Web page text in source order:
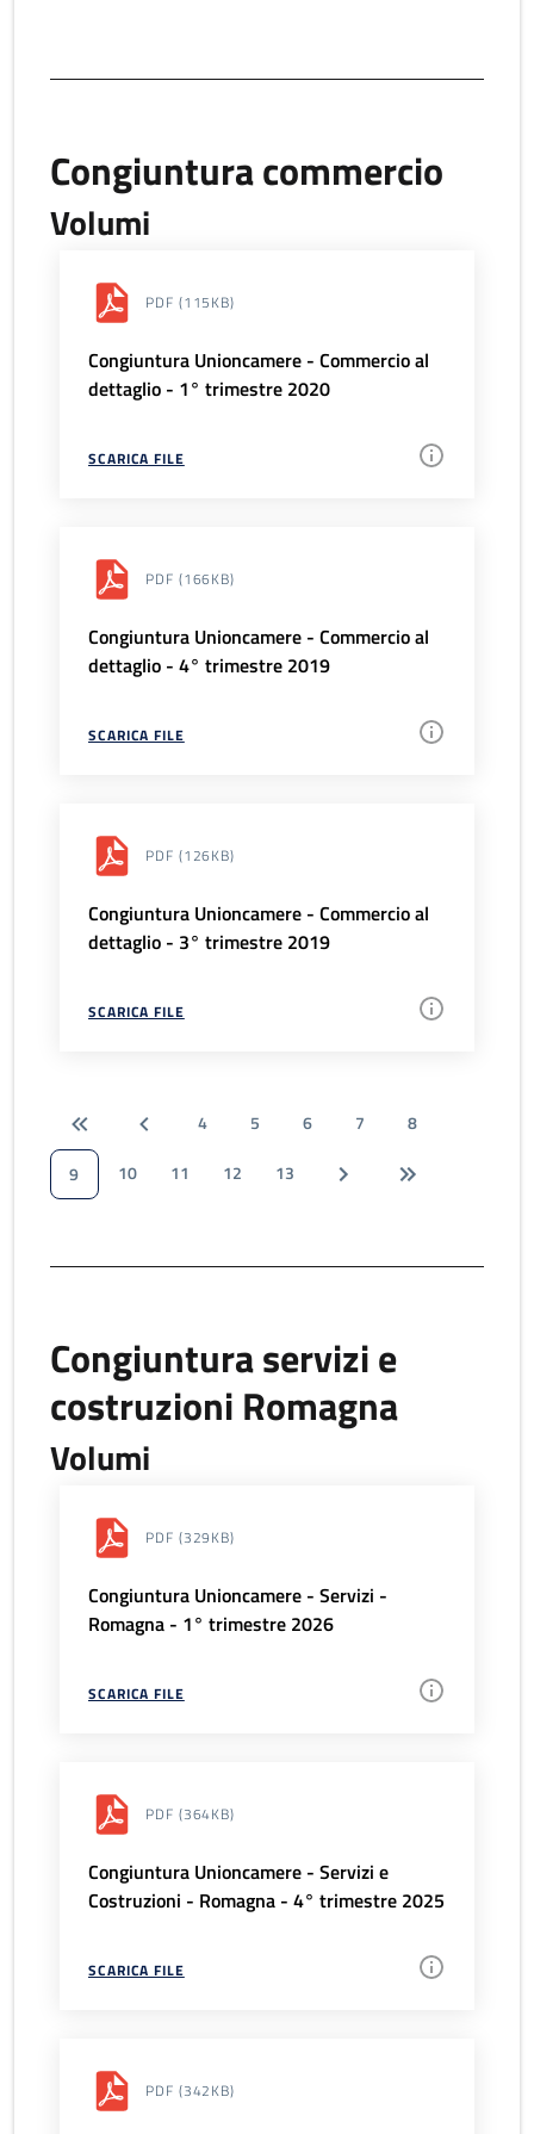
Congiuntura commercio
Volumi
PDF (115KB)
Congiuntura Unioncamere - Commercio al
dettaglio - 1° trimestre 2020
SCARICA FILE
PDF (166KB)
Congiuntura Unioncamere - Commercio al
dettaglio - 4° trimestre 2019
SCARICA FILE
PDF (126KB)
Congiuntura Unioncamere - Commercio al
dettaglio - 3° trimestre 2019
SCARICA FILE
4 5 6 7
8
9
10 11 12 13
Congiuntura servizi e
costruzioni Romagna
Volumi
PDF (329KB)
Congiuntura Unioncamere - Servizi -
Romagna - 1° trimestre 2026
SCARICA FILE
PDF (364KB)
Congiuntura Unioncamere - Servizi e
Costruzioni - Romagna - 4° trimestre 2025
SCARICA FILE
PDF (342KB)